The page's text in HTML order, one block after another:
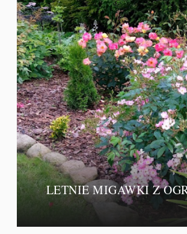
LETNIE MIGAWKI Z